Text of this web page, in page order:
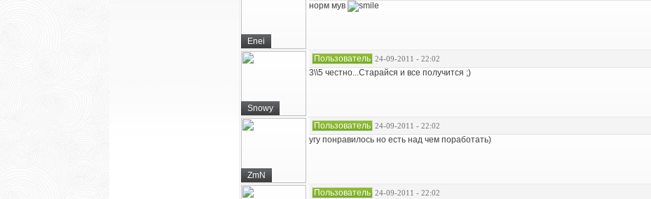
Enei
норм мув
Snowy
Пользователь 24-09-2011 - 22:02
3\\5 честно...Старайся и все получится ;)
ZmN
Пользователь 24-09-2011 - 22:02
угу понравилось но есть над чем поработать)
Пользователь 24-09-2011 - 22:02